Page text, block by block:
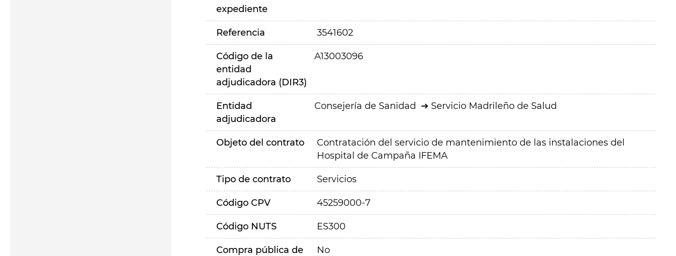
expediente
Referencia 3541602
Código de la
entidad
adjudicadora (DIR3)
A13003096
Entidad
adjudicadora
Consejería de Sanidad Servicio Madrileño de Salud
Objeto del contrato
Contratación del servicio de mantenimiento de las instalaciones del
Hospital de Campaña IFEMA
Tipo de contrato Servicios
Código CPV 45259000-7
Código NUTS ES300
Compra pública de No